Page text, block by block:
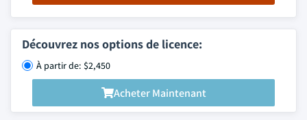
Découvrez nos options de licence:
À partir de: $2,450
Acheter Maintenant